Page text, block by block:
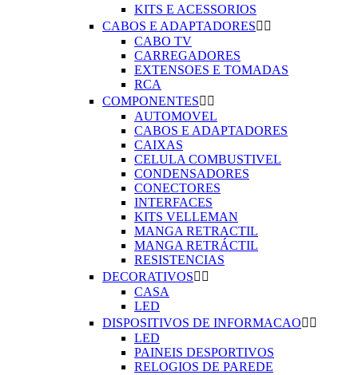
KITS E ACESSORIOS
CABOS E ADAPTADORES 
CABO TV
CARREGADORES
EXTENSOES E TOMADAS
RCA
COMPONENTES 
AUTOMOVEL
CABOS E ADAPTADORES
CAIXAS
CELULA COMBUSTIVEL
CONDENSADORES
CONECTORES
INTERFACES
KITS VELLEMAN
MANGA RETRACTIL
MANGA RETRÁCTIL
RESISTENCIAS
DECORATIVOS 
CASA
LED
DISPOSITIVOS DE INFORMACAO 
LED
PAINEIS DESPORTIVOS
RELOGIOS DE PAREDE